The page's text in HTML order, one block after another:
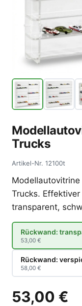
Trucks
Artikel-Nr. 12100t
Trucks.
transparent,
Rückwand:
53,00 €
Rückwand:
58,00 €
53,00 €